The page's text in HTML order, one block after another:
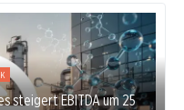
steigert EBITDA um 25